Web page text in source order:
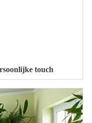
touch